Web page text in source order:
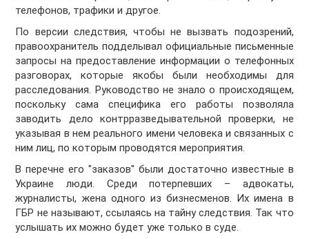
телефонов, трафики и другое.
По версии следствия, чтобы не вызвать подозрений,
правоохранитель подделывал официальные письменные
запросы на предоставление информации о телефонных
разговорах, которые якобы были необходимы для
расследования. Руководство не знало о происходящем,
поскольку сама специфика его работы позволяла
заводить дело контрразведывательной проверки, не
указывая в нем реального имени человека и связанных с
ним лиц, по которым проводятся мероприятия.
В перечне его "заказов" были достаточно известные в
Украине люди. Среди потерпевших – адвокаты,
журналисты, жена одного из бизнесменов. Их имена в
ГБР не называют, ссылаясь на тайну следствия. Так что
услышать их можно будет уже только в суде.